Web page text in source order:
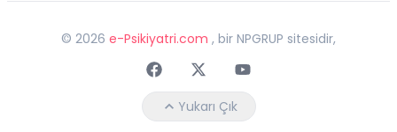
© 2026 e-Psikiyatri.com , bir NPGRUP sitesidir,
FaceebokTwitterYoutube
Yukarı Çık